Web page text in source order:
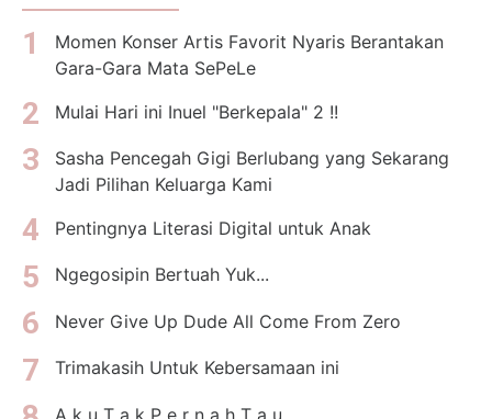
Momen Konser Artis Favorit Nyaris Berantakan
Gara-Gara Mata SePeLe
Mulai Hari ini Inuel "Berkepala" 2 !!
Sasha Pencegah Gigi Berlubang yang Sekarang
Jadi Pilihan Keluarga Kami
Pentingnya Literasi Digital untuk Anak
Ngegosipin Bertuah Yuk...
Never Give Up Dude All Come From Zero
Trimakasih Untuk Kebersamaan ini
A k u T a k P e r n a h T a u